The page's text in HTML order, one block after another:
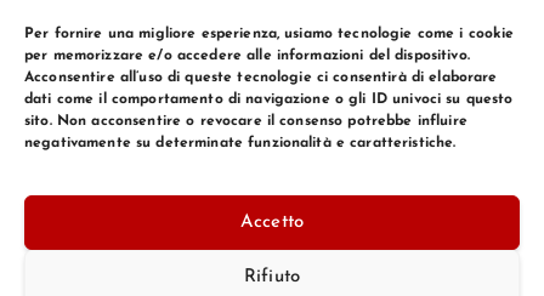
Per fornire una migliore esperienza, usiamo tecnologie come i cookie
per memorizzare e/o accedere alle informazioni del dispositivo.
Acconsentire all’uso di queste tecnologie ci consentirà di elaborare
dati come il comportamento di navigazione o gli ID univoci su questo
sito. Non acconsentire o revocare il consenso potrebbe influire
negativamente su determinate funzionalità e caratteristiche.
Accetto
Rifiuto